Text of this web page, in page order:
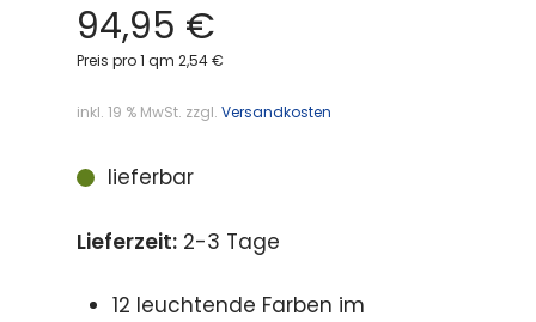
94,95 €
Preis pro 1 qm 2,54 €
inkl. 19 % MwSt. zzgl. Versandkosten
lieferbar
Lieferzeit: 2-3 Tage
12 leuchtende Farben im